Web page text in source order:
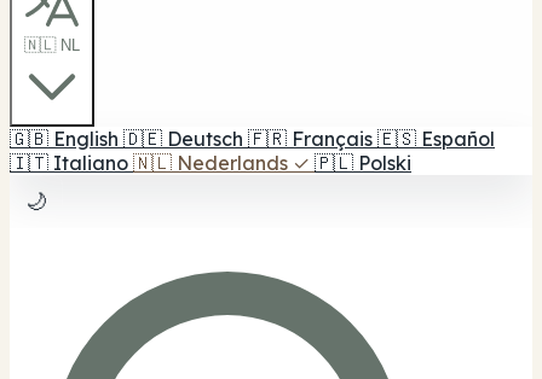
🇳🇱 NL
🇬🇧 English 🇩🇪 Deutsch 🇫🇷 Français 🇪🇸 Español
🇮🇹 Italiano 🇳🇱 Nederlands ✓ 🇵🇱 Polski
🌙